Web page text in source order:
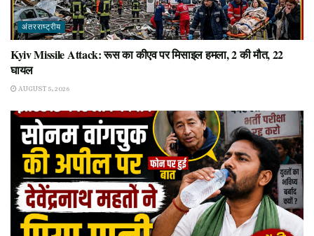
अंतरराष्ट्रीय
Kyiv Missile Attack: रूस का कीएव पर मिसाइल हमला, 2 की मौत, 22
घायल
AUGUST 5, 2026